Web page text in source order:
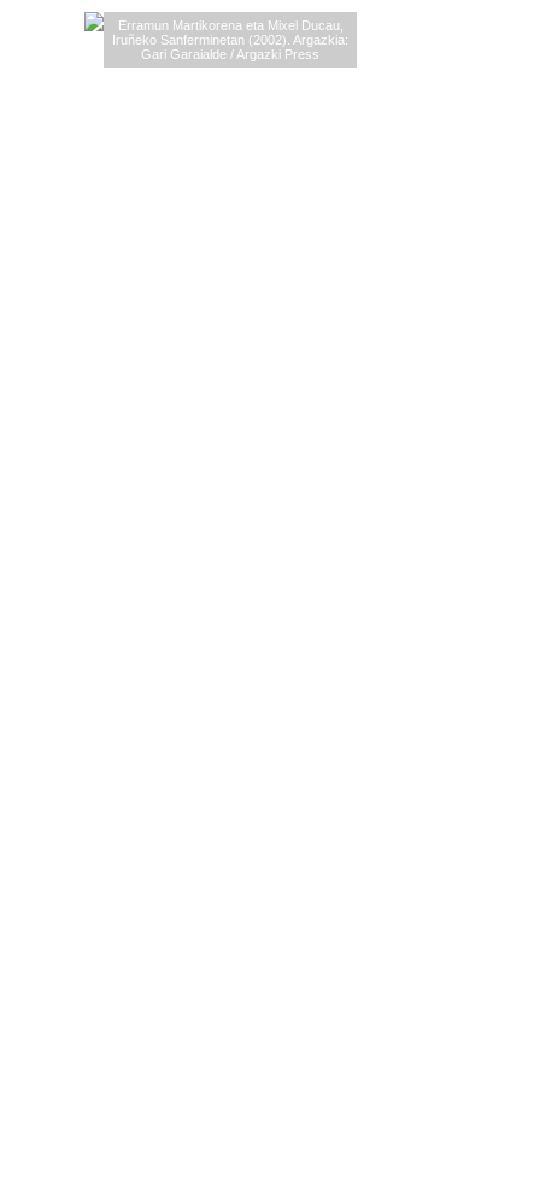
Erramun Martikorena eta Mixel Ducau,
Iruñeko Sanferminetan (2002). Argazkia:
Gari Garaialde / Argazki Press